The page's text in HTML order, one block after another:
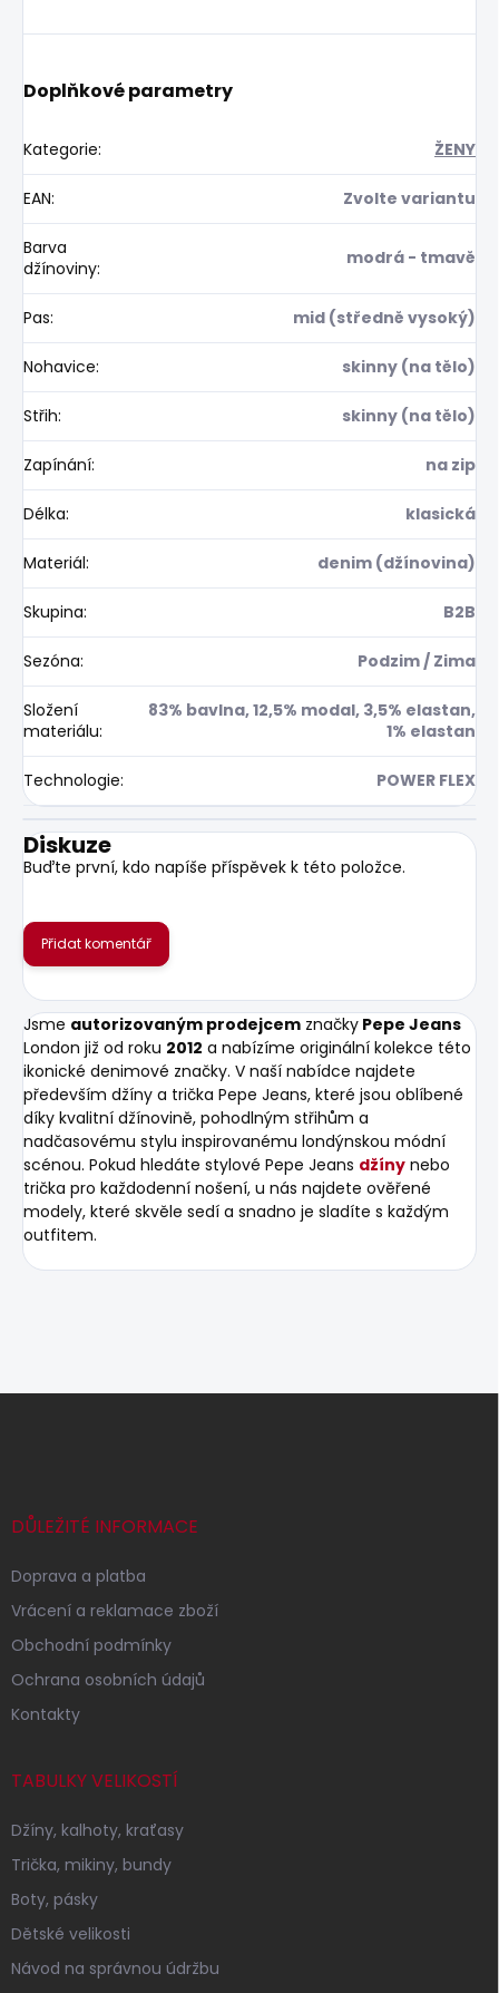
Doplňkové parametry
Kategorie: ŽENY
EAN: Zvolte variantu
Barva
džínoviny: modrá - tmavě
Pas: mid (středně vysoký)
Nohavice: skinny (na tělo)
Střih: skinny (na tělo)
Zapínání: na zip
Délka: klasická
Materiál: denim (džínovina)
Skupina: B2B
Sezóna: Podzim / Zima
Složení
materiálu:
83% bavlna, 12,5% modal, 3,5% elastan,
1% elastan
Technologie: POWER FLEX
Diskuze
Buďte první, kdo napíše příspěvek k této položce.
Přidat komentář
Jsme autorizovaným prodejcem značky Pepe Jeans
London již od roku 2012 a nabízíme originální kolekce této
ikonické denimové značky. V naší nabídce najdete
především džíny a trička Pepe Jeans, které jsou oblíbené
díky kvalitní džínovině, pohodlným střihům a
nadčasovému stylu inspirovanému londýnskou módní
scénou. Pokud hledáte stylové Pepe Jeans džíny nebo
trička pro každodenní nošení, u nás najdete ověřené
modely, které skvěle sedí a snadno je sladíte s každým
outfitem.
Z
DŮLEŽITÉ INFORMACE
Doprava a platba
Vrácení a reklamace zboží
Obchodní podmínky
Ochrana osobních údajů
Kontakty
TABULKY VELIKOSTÍ
Džíny, kalhoty, kraťasy
Trička, mikiny, bundy
Boty, pásky
Dětské velikosti
Návod na správnou údržbu